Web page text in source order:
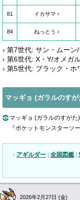
81 イカサマ
84 ねっとう
› 第7世代: サン・ムー
› 第6世代: X・Y/オメガ
› 第5世代: ブラック・
マッギョ (ガラルのす
マッギョ (ガラルのすが
『ポケットモンスターソ
‹ アギルダー 全国図鑑
2026年2月27日 (金)